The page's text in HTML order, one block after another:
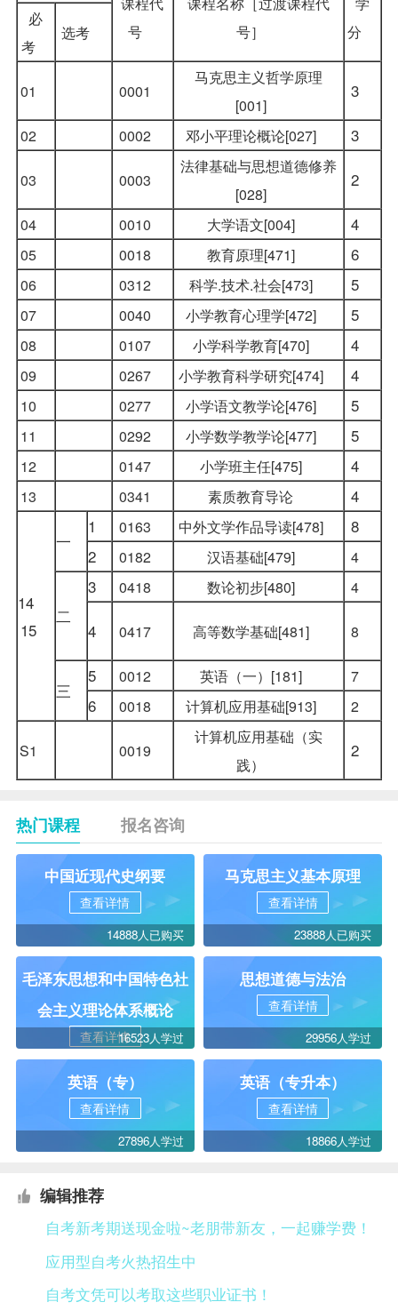
号
号］
分
必
考
选考
01 0001
马克思主义哲学原理
[001]
3
02 0002 邓小平理论概论[027] 3
03 0003
法律基础与思想道德修养
[028]
2
04 0010 大学语文[004] 4
05 0018 教育原理[471] 6
06 0312 科学.技术.社会[473] 5
07 0040 小学教育心理学[472] 5
08 0107 小学科学教育[470] 4
09 0267 小学教育科学研究[474] 4
10 0277 小学语文教学论[476] 5
11 0292 小学数学教学论[477] 5
12 0147 小学班主任[475] 4
13 0341 素质教育导论 4
14
15
一
1 0163 中外文学作品导读[478] 8
2 0182 汉语基础[479] 4
二
3 0418 数论初步[480] 4
4 0417 高等数学基础[481] 8
三
5 0012 英语（一）[181] 7
6 0018 计算机应用基础[913] 2
S1 0019
计算机应用基础（实
践）
2
热门课程 报名咨询
中国近现代史纲要
查看详情
14888人已购买
马克思主义基本原理
查看详情
23888人已购买
毛泽东思想和中国特色社
会主义理论体系概论
查看详情16523人学过
思想道德与法治
查看详情
29956人学过
英语（专）
查看详情
27896人学过
英语（专升本）
查看详情
18866人学过
编辑推荐
自考新考期送现金啦~老朋带新友，一起赚学费！
应用型自考火热招生中
自考文凭可以考取这些职业证书！